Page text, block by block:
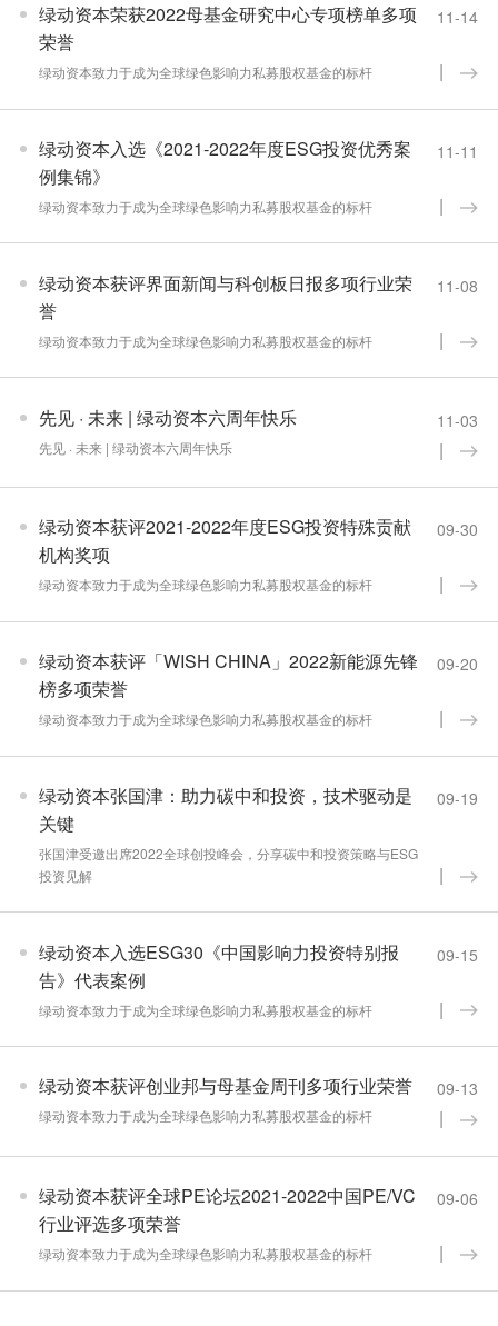
绿动资本荣获2022母基金研究中心专项榜单多项
荣誉
绿动资本致力于成为全球绿色影响力私募股权基金的标杆
11-14
绿动资本入选《2021-2022年度ESG投资优秀案
例集锦》
绿动资本致力于成为全球绿色影响力私募股权基金的标杆
11-11
绿动资本获评界面新闻与科创板日报多项行业荣
誉
绿动资本致力于成为全球绿色影响力私募股权基金的标杆
11-08
先见 · 未来 | 绿动资本六周年快乐
先见 · 未来 | 绿动资本六周年快乐
11-03
绿动资本获评2021-2022年度ESG投资特殊贡献
机构奖项
绿动资本致力于成为全球绿色影响力私募股权基金的标杆
09-30
绿动资本获评「WISH CHINA」2022新能源先锋
榜多项荣誉
绿动资本致力于成为全球绿色影响力私募股权基金的标杆
09-20
绿动资本张国津：助力碳中和投资，技术驱动是
关键
张国津受邀出席2022全球创投峰会，分享碳中和投资策略与ESG
投资见解
09-19
绿动资本入选ESG30《中国影响力投资特别报
告》代表案例
绿动资本致力于成为全球绿色影响力私募股权基金的标杆
09-15
绿动资本获评创业邦与母基金周刊多项行业荣誉
绿动资本致力于成为全球绿色影响力私募股权基金的标杆
09-13
绿动资本获评全球PE论坛2021-2022中国PE/VC
行业评选多项荣誉
绿动资本致力于成为全球绿色影响力私募股权基金的标杆
09-06